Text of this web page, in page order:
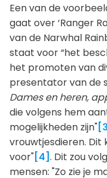
Een van de
gaat over ‘Ranger
van de Narwhal
staat voor “het
het promoten van
presentator van de
Dames en heren,
die volgens hem
mogelijkheden zijn"
vrouwtjesdieren. Dit
voor"[4]. Dit zou
mensen: "Zo zie je